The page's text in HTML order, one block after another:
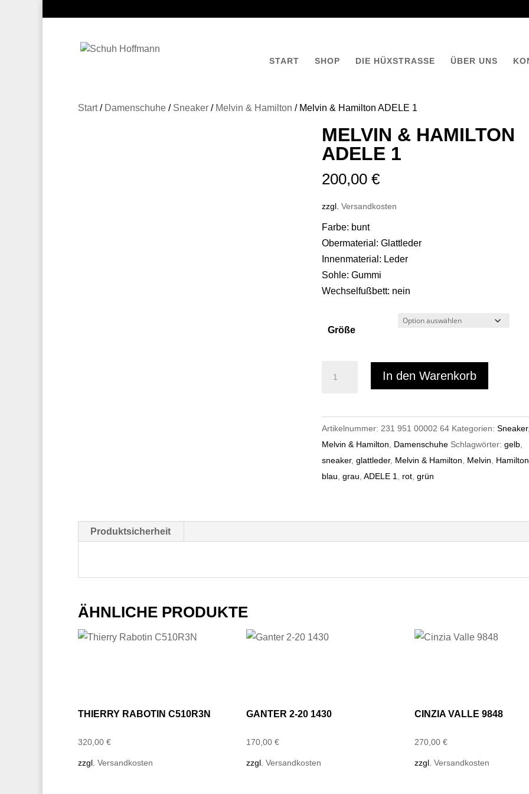
START SHOP DIE HÜXSTRASSE ÜBER UNS
Start/ Damenschuhe / Sneaker / Melvin & Hamilton / Melvin & Hamilton ADELE 1
MELVIN & HAMILTON
ADELE 1
200,00€
zzgl.Versandkosten
Farbe: bunt
Obermaterial: Glattleder
Innenmaterial: Leder
Sohle: Gummi
Wechselfußbett: nein
Größe
ADELE
1
Menge
In den Warenkorb
Artikelnummer: 231 951 00002 64 Kategorien:Sneaker,
Melvin & Hamilton
Damenschuhe Schlagwörter:gelb
sneaker,glattleder, Melvin & Hamilton Melvin Hamilton
blau ,grau ,ADELE 1 rot ,grün
Produktsicherheit
ÄHNLICHE PRODUKTE
THIERRY RABOTIN C510R3N
320,00 €
zzgl. Versandkosten
GANTER 2-20 1430
170,00 €
zzgl. Versandkosten
CINZIA VALLE 9848
270,00 €
zzgl. Versandkosten